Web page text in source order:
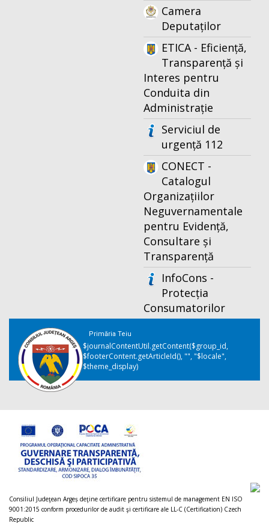
Camera
Deputaților
ETICA - Eficiență,
Transparență și
Interes pentru
Conduita din
Administrație
Serviciul de
urgență 112
CONECT -
Catalogul
Organizațiilor
Neguvernamentale
pentru Evidență,
Consultare și
Transparență
InfoCons -
Protecția
Consumatorilor
Primăria Teiu
$journalContentUtil.getContent($group_id,
$footerContent.getArticleId(), "", "$locale",
$theme_display)
Consiliul Judeţean Argeș deţine certificare pentru sistemul de management EN ISO
9001:2015 conform procedurilor de audit şi certificare ale LL-C (Certification) Czech
Republic